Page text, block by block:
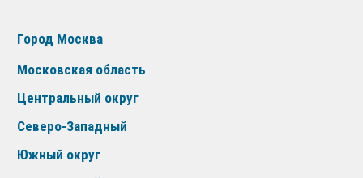
Город Москва
Московская область
Центральный округ
Северо-Западный
Южный округ